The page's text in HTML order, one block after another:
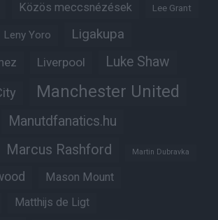
Közös meccsnézések Lee Grant
Leny Yoro Ligakupa
Liverpool Luke Shaw
Manchester United
Manutdfanatics.hu
Marcus Rashford Martin Dubravka
Mason Mount
Matthijs de Ligt